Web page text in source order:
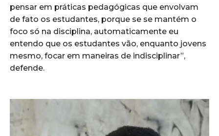
pensar em práticas pedagógicas que envolvam
de fato os estudantes, porque se se mantém o
foco só na disciplina, automaticamente eu
entendo que os estudantes vão, enquanto jovens
mesmo, focar em maneiras de indisciplinar”,
defende.